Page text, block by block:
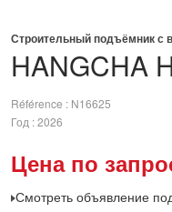
HANGCHA
Строительный подъёмник с
Référence
N16625
Год 2026
Цена по
Смотреть объявление